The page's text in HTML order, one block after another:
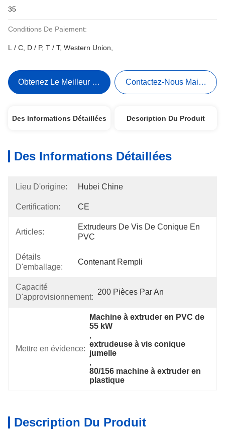
35
Conditions De Paiement:
L / C, D / P, T / T, Western Union,
Obtenez Le Meilleur Prix Contactez-Nous Maintenant
Des Informations Détaillées Description Du Produit
Des Informations Détaillées
Lieu D'origine: Hubei Chine
Certification: CE
Articles:
Extrudeurs De Vis De Conique En
PVC
Détails
D'emballage:
Contenant Rempli
Capacité
D'approvisionnement:
200 Pièces Par An
Mettre en évidence:
Machine à extruder en PVC de
55 kW
,
extrudeuse à vis conique
jumelle
,
80/156 machine à extruder en
plastique
Description Du Produit